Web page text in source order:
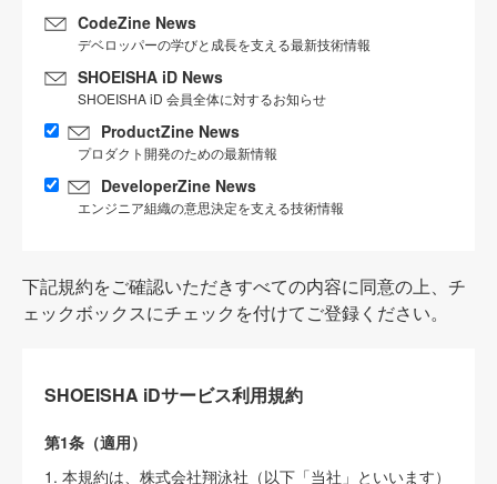
CodeZine News
デベロッパーの学びと成長を支える最新技術情報
SHOEISHA iD News
SHOEISHA iD 会員全体に対するお知らせ
ProductZine News
プロダクト開発のための最新情報
DeveloperZine News
エンジニア組織の意思決定を支える技術情報
下記規約をご確認いただきすべての内容に同意の上、チ
ェックボックスにチェックを付けてご登録ください。
SHOEISHA iDサービス利用規約
第1条（適用）
1. 本規約は、株式会社翔泳社（以下「当社」といいます）